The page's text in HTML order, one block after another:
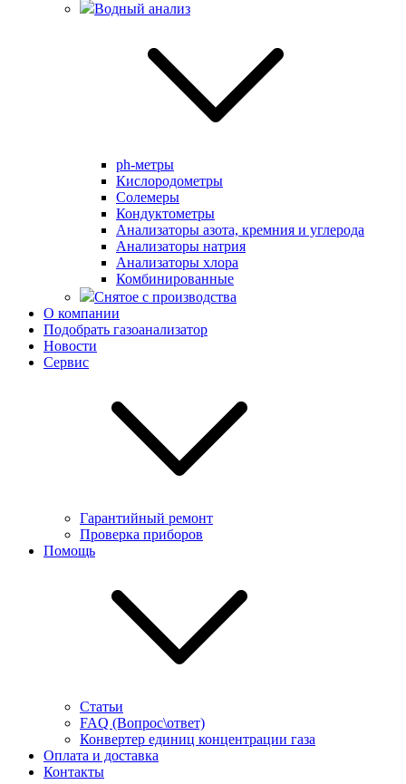
Водный анализ
ph-метры
Кислородометры
Солемеры
Кондуктометры
Анализаторы азота, кремния и углерода
Анализаторы натрия
Анализаторы хлора
Комбинированные
Снятое с производства
О компании
Подобрать газоанализатор
Новости
Сервис
Гарантийный ремонт
Проверка приборов
Помощь
Статьи
FAQ (Вопрос\ответ)
Конвертер единиц концентрации газа
Оплата и доставка
Контакты